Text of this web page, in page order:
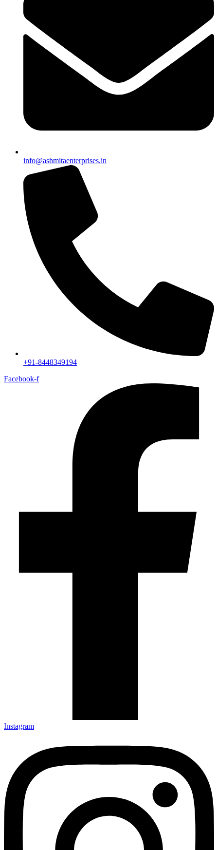
info@ashmitaenterprises.in
+91-8448349194
Facebook-f
Instagram